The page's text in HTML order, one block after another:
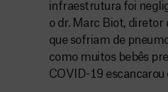
infraestrutura foi
o dr. Marc Biot, diretor
que sofriam de
como muitos bebês
COVID-19